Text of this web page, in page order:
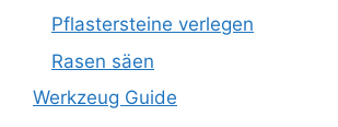
Pflastersteine verlegen
Rasen säen
Werkzeug Guide